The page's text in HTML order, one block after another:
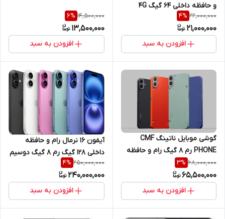
و حافظه داخلی 64 گیگ 4G
22,000,000
4%
21,000,000
افزودن به سبد
14,500,000
6%
13,500,000
افزودن به سبد
گوشی موبایل ناتینگ CMF
PHONE رم 8 گیگ رام و حافظه
داخلی 128 گیگ 5G
68,000,000
3%
65,500,000
افزودن به سبد
آیفون 16 نرمال رام و حافظه
داخلی 128 گیگ رم 8 گیگ دوسیم
رجیستر شده
250,000,000
4%
240,000,000
افزودن به سبد